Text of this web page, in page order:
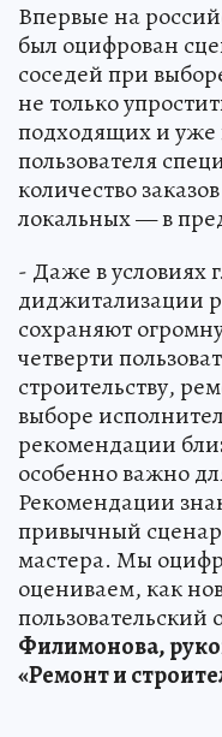
Впервые на
был оцифрован
соседей при
не только
подходящих и уже
пользователя
количество
локальных — в
- Даже в условиях
диджитализации
сохраняют
четверти
строительству,
выборе
рекомендации
особенно важно
Рекомендации
привычный
мастера. Мы
оцениваем, как
Филимонова,